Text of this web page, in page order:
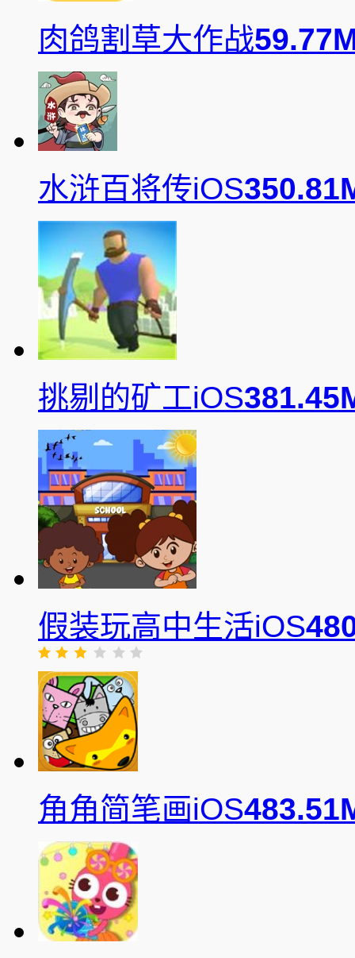
肉鸽割草大作战
水浒百将传iOS
挑剔的矿工iOS
假装玩高中生活iOS
角角简笔画iOS